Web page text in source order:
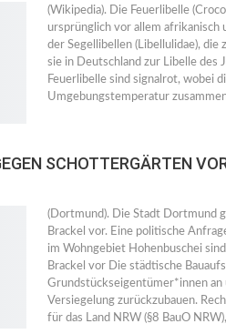
(Wikipedia). Die Feuerlibelle
ursprünglich vor allem
der Segellibellen (Libellulidae),
sie in Deutschland zur Libelle des
Feuerlibelle sind signalrot, wobei
Umgebungstemperatur
SCHOTTERGÄRTEN
(Dortmund). Die Stadt Dortmund
Brackel vor. Eine politische
im Wohngebiet Hohenbuschei
Brackel vor Die städtische
Grundstückseigentümer*innen an
Versiegelung zurückzubauen.
für das Land NRW (§8 BauO